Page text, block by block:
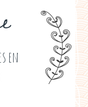
en